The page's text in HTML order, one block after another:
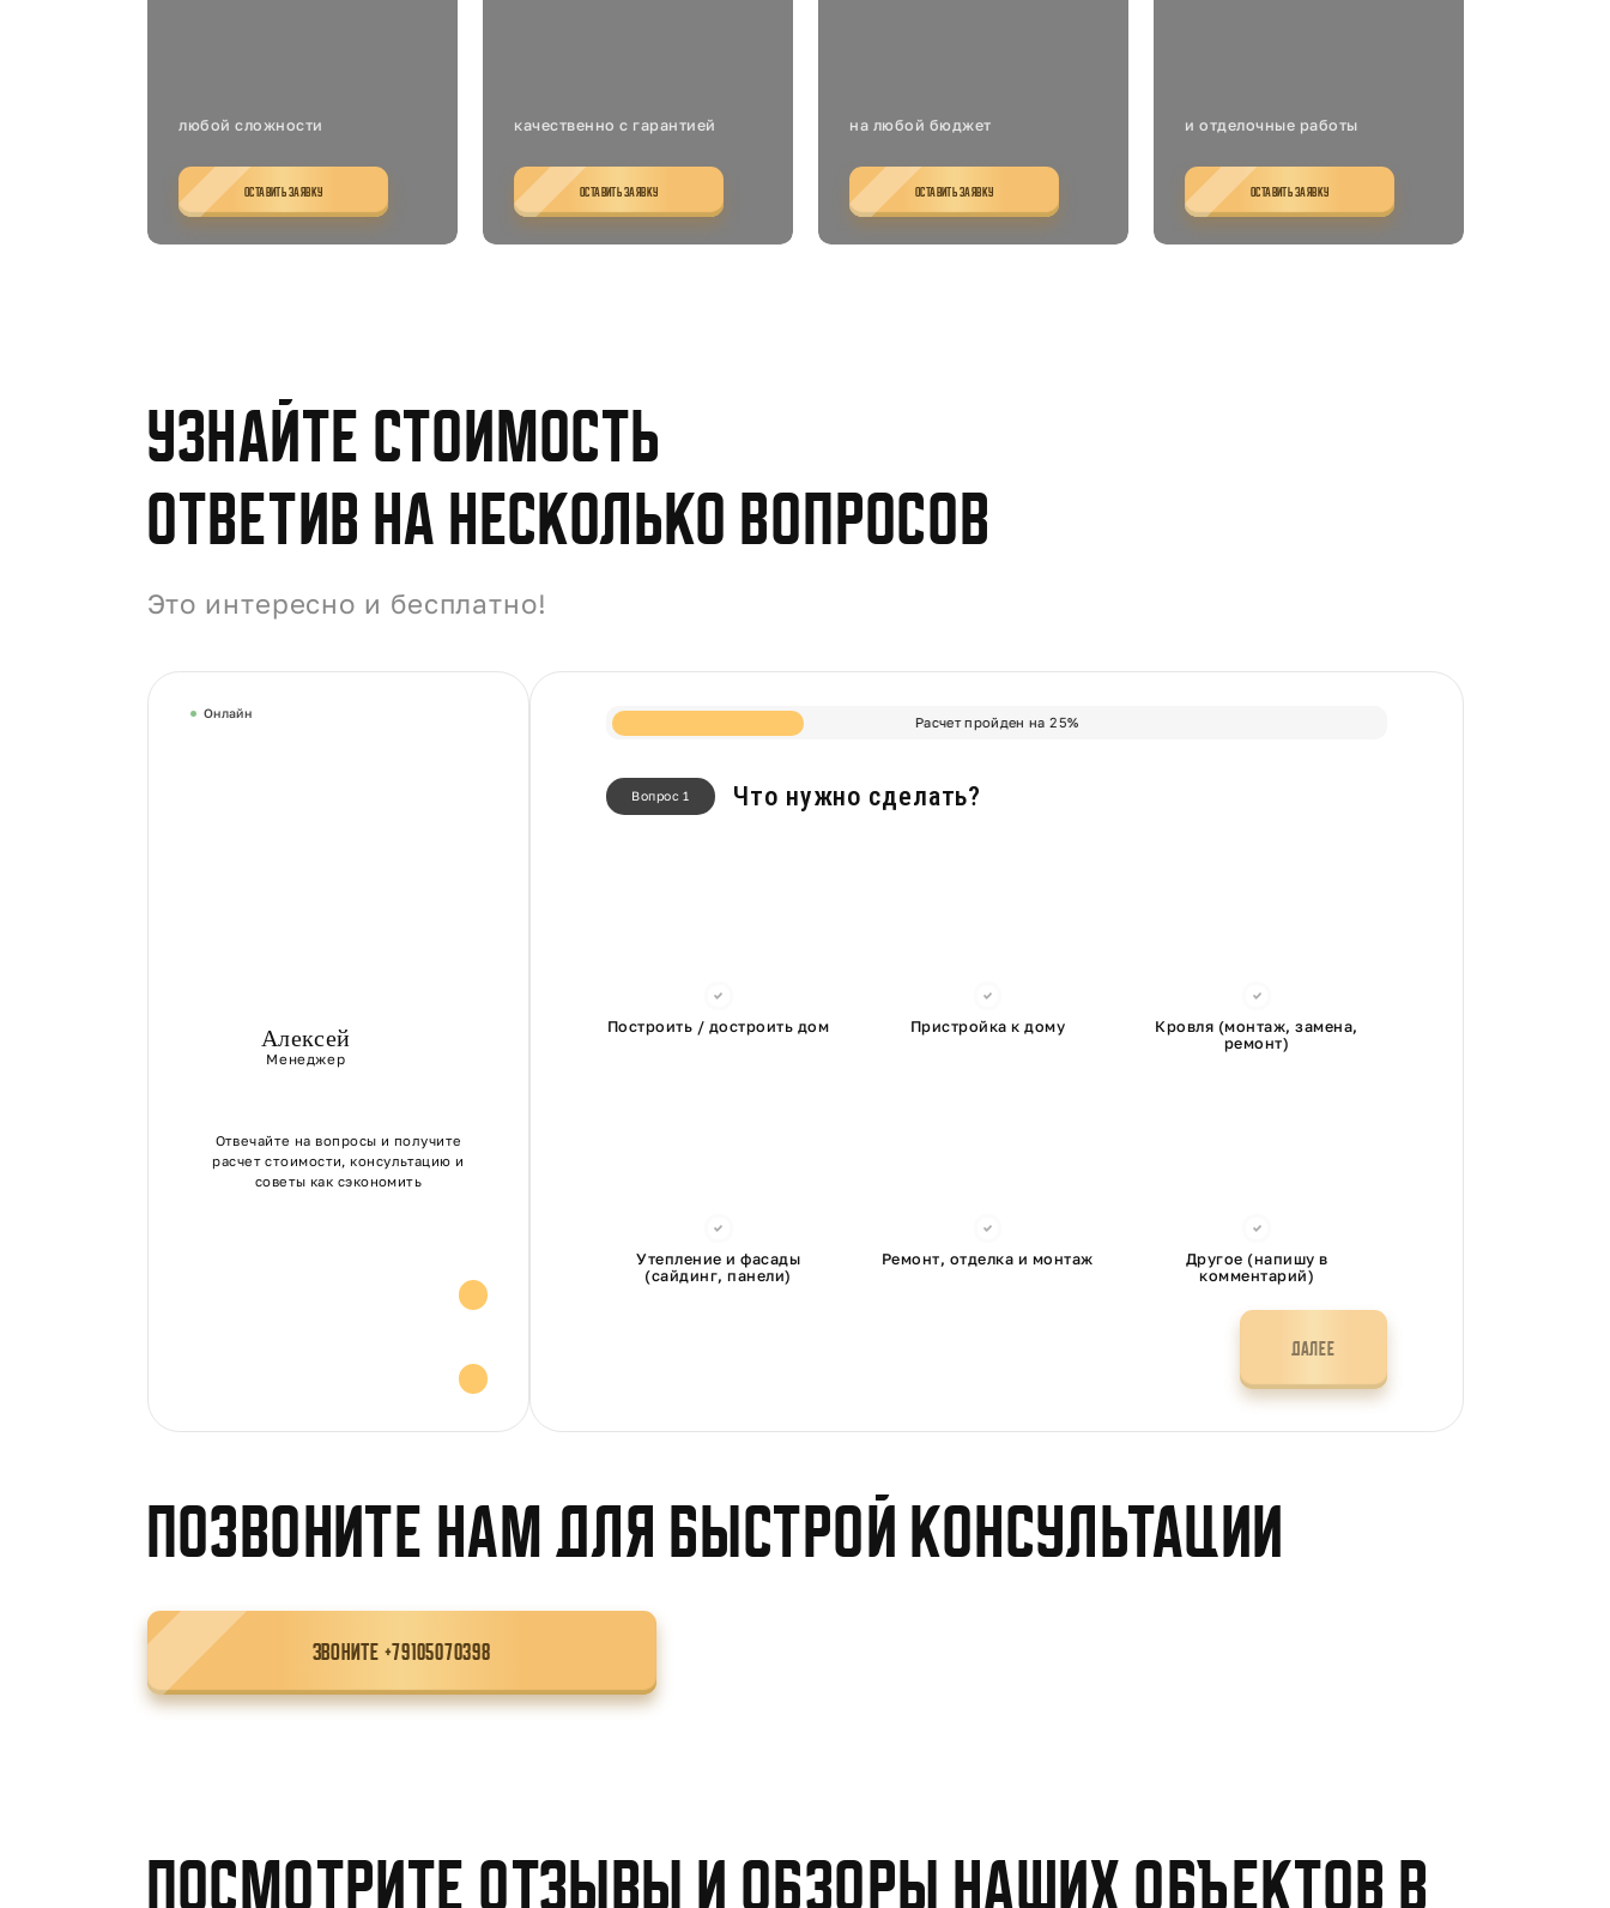
любой сложности
ОСТАВИТЬ ЗАЯВКУ
качественно с гарантией
ОСТАВИТЬ ЗАЯВКУ
на любой бюджет
ОСТАВИТЬ ЗАЯВКУ
и отделочные работы
ОСТАВИТЬ ЗАЯВКУ
Узнайте стоимость
ответив на несколько вопросов
Это интересно и бесплатно!
Расчет пройден на 25%
Вопрос 1 Что нужно сделать?
Построить / достроить дом Пристройка к дому
Кровля (монтаж, замена,
ремонт)
Утепление и фасады
(сайдинг, панели)
Ремонт, отделка и монтаж
Другое (напишу в
комментарий)
ДАЛЕЕ
Онлайн
Алексей
Менеджер
Отвечайте на вопросы и получите
расчет стоимости, консультацию и
советы как сэкономить
Позвоните нам для быстрой консультации
ЗВОНИТЕ +79105070398
Посмотрите отзывы и обзоры наших объектов в